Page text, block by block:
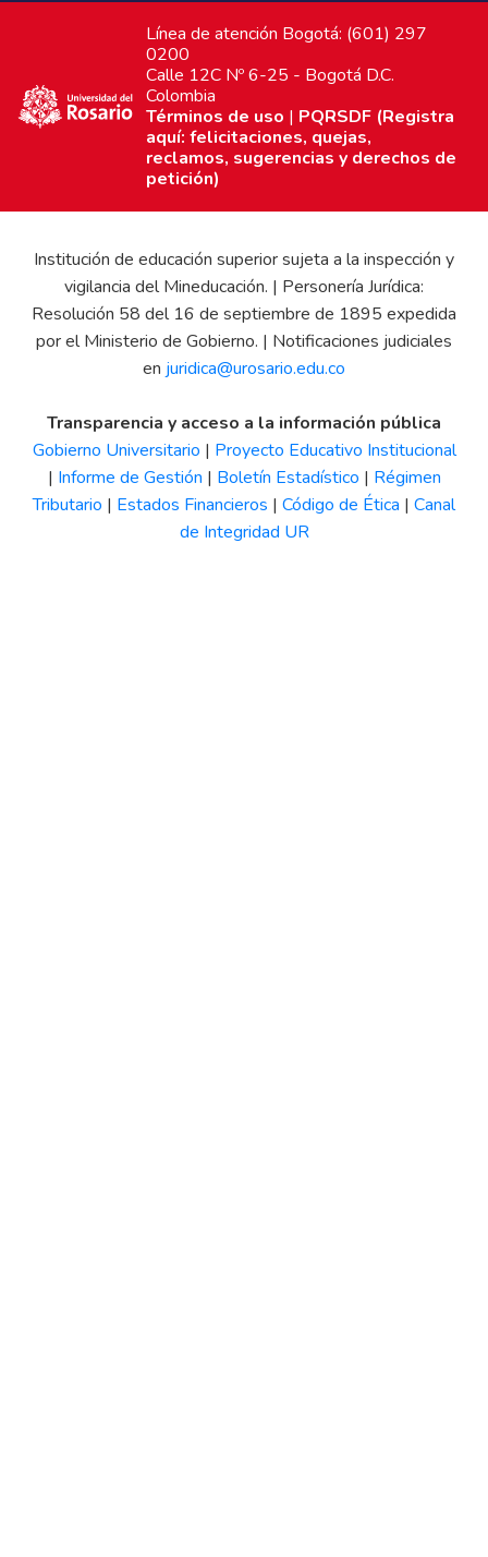
Línea de atención Bogotá: (601) 297
0200
Calle 12C Nº 6-25 - Bogotá D.C.
Colombia
Términos de uso | PQRSDF (Registra
aquí: felicitaciones, quejas,
reclamos, sugerencias y derechos de
petición)
Institución de educación superior sujeta a la inspección y
vigilancia del Mineducación. | Personería Jurídica:
Resolución 58 del 16 de septiembre de 1895 expedida
por el Ministerio de Gobierno. | Notificaciones judiciales
en juridica@urosario.edu.co
Transparencia y acceso a la información pública
Gobierno Universitario | Proyecto Educativo Institucional
| Informe de Gestión | Boletín Estadístico | Régimen
Tributario | Estados Financieros | Código de Ética | Canal
de Integridad UR